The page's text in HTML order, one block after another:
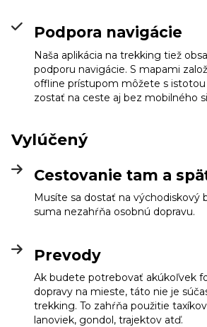
Podpora navigácie
Naša aplikácia na trekking tiež
podporu navigácie. S mapami
offline prístupom môžete s istotou
zostať na ceste aj bez mobilného
Vylúčený
Cestovanie tam a
Musíte sa dostať na východiskový
suma nezahŕňa osobnú dopravu.
Prevody
Ak budete potrebovať akúkoľvek
dopravy na mieste, táto nie je
trekking. To zahŕňa použitie
lanoviek, gondol, trajektov atď.